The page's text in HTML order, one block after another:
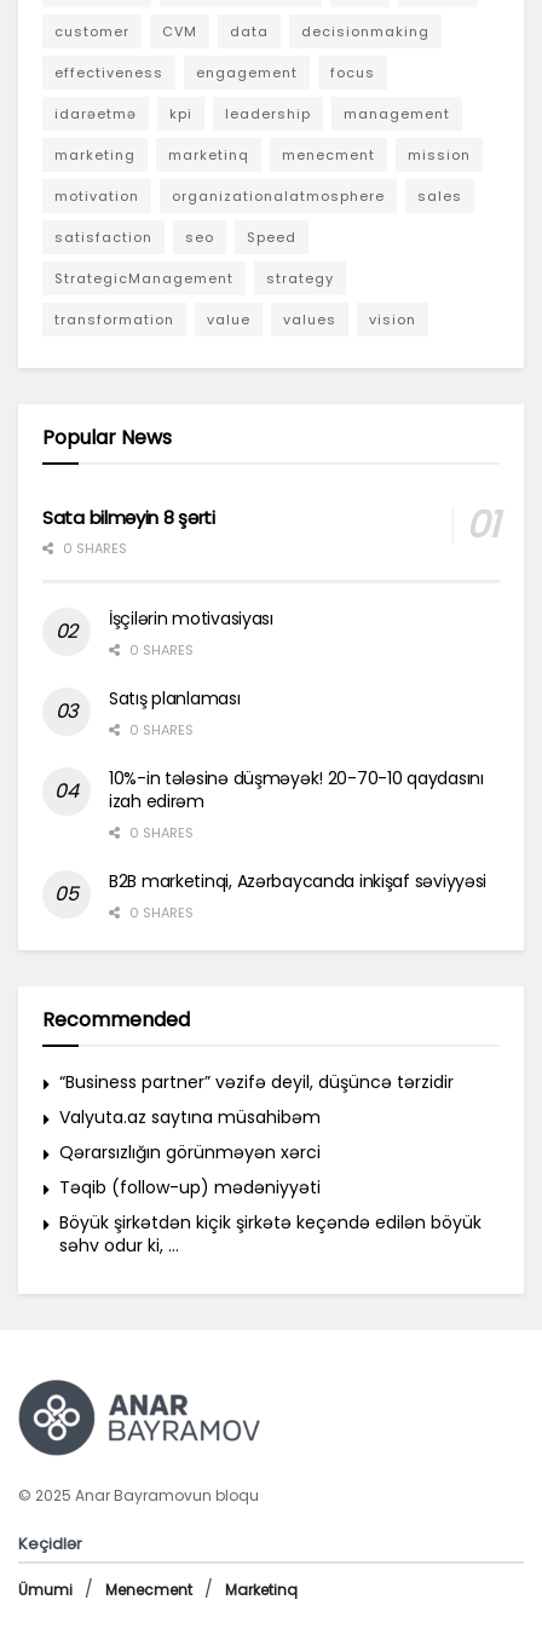
customer CVM data decisionmaking
effectiveness engagement focus
idarəetmə kpi leadership management
marketing marketinq menecment mission
motivation organizationalatmosphere sales
satisfaction seo Speed
StrategicManagement strategy
transformation value values vision
Popular News
Sata bilməyin 8 şərti
0 SHARES
İşçilərin motivasiyası
0 SHARES
Satış planlaması
0 SHARES
10%-in tələsinə düşməyək! 20-70-10 qaydasını
izah edirəm
0 SHARES
B2B marketinqi, Azərbaycanda inkişaf səviyyəsi
0 SHARES
Recommended
“Business partner” vəzifə deyil, düşüncə tərzidir
Valyuta.az saytına müsahibəm
Qərarsızlığın görünməyən xərci
Təqib (follow-up) mədəniyyəti
Böyük şirkətdən kiçik şirkətə keçəndə edilən böyük
səhv odur ki, …
© 2025 Anar Bayramovun bloqu
Keçidlər
Ümumi Menecment Marketinq